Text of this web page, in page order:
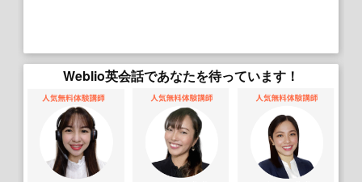
Weblio英会話であなたを待っています！